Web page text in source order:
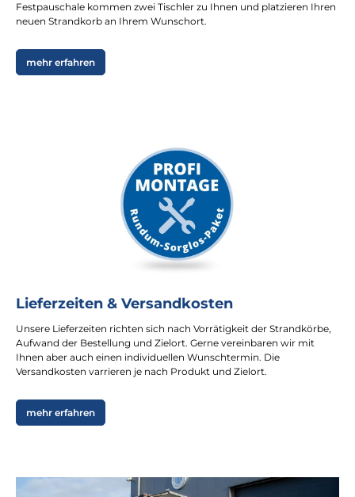
Festpauschale kommen zwei Tischler zu Ihnen und platzieren Ihren
neuen Strandkorb an Ihrem Wunschort.
mehr erfahren
Lieferzeiten & Versandkosten
Unsere Lieferzeiten richten sich nach Vorrätigkeit der Strandkörbe,
Aufwand der Bestellung und Zielort. Gerne vereinbaren wir mit
Ihnen aber auch einen individuellen Wunschtermin. Die
Versandkosten varrieren je nach Produkt und Zielort.
mehr erfahren